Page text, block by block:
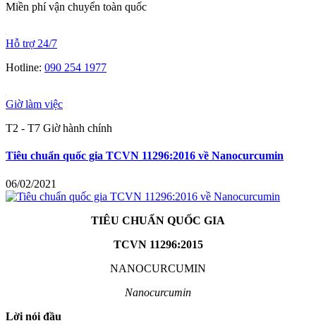
Miền phí vận chuyển toàn quốc
Hỗ trợ 24/7
Hotline: 090 254 1977
Giờ làm việc
T2 - T7 Giờ hành chính
Tiêu chuẩn quốc gia TCVN 11296:2016 về Nanocurcumin
06/02/2021
TIÊU CHUẨN QUỐC GIA
TCVN 11296:2015
NANOCURCUMIN
Nanocurcumin
Lời nói đầu